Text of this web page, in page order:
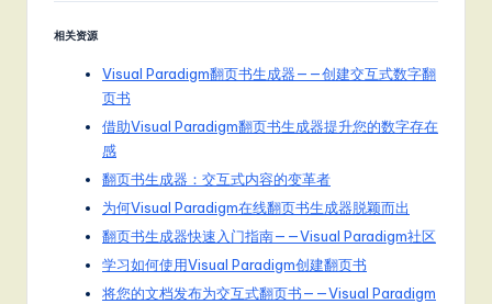
相关资源
Visual Paradigm翻页书生成器——创建交互式数字翻
页书
借助Visual Paradigm翻页书生成器提升您的数字存在
感
翻页书生成器：交互式内容的变革者
为何Visual Paradigm在线翻页书生成器脱颖而出
翻页书生成器快速入门指南——Visual Paradigm社区
学习如何使用Visual Paradigm创建翻页书
将您的文档发布为交互式翻页书——Visual Paradigm